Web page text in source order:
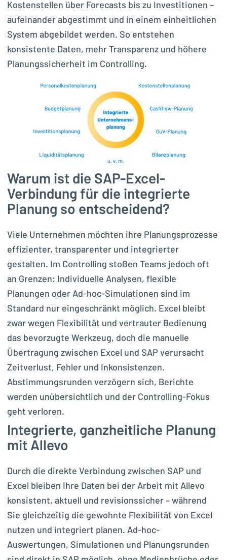
Kostenstellen über Forecasts bis zu Investitionen –
aufeinander abgestimmt und in einem einheitlichen
System abgebildet werden. So entstehen
konsistente Daten, mehr Transparenz und höhere
Planungssicherheit im Controlling.
Warum ist die SAP-Excel-
Verbindung für die integrierte
Planung so entscheidend?
Viele Unternehmen möchten ihre Planungsprozesse
effizienter, transparenter und integrierter
gestalten. Im Controlling stoßen Teams jedoch oft
an Grenzen: Individuelle Analysen, flexible
Planungen oder Ad-hoc-Simulationen sind im
Standard nur eingeschränkt möglich. Excel bleibt
zwar wegen Flexibilität und vertrauter Bedienung
das bevorzugte Werkzeug, doch die manuelle
Übertragung zwischen Excel und SAP verursacht
Zeitverlust, Fehler und Inkonsistenzen.
Abstimmungsrunden verzögern sich, Berichte
werden unübersichtlich und der Controlling-Fokus
geht verloren.
Integrierte, ganzheitliche Planung
mit Allevo
Durch die direkte Verbindung zwischen SAP und
Excel bleiben Ihre Daten bei der Arbeit mit Allevo
konsistent, aktuell und revisionssicher – während
Sie gleichzeitig die gewohnte Flexibilität von Excel
nutzen und integriert planen. Ad-hoc-
Auswertungen, Simulationen und Planungsrunden